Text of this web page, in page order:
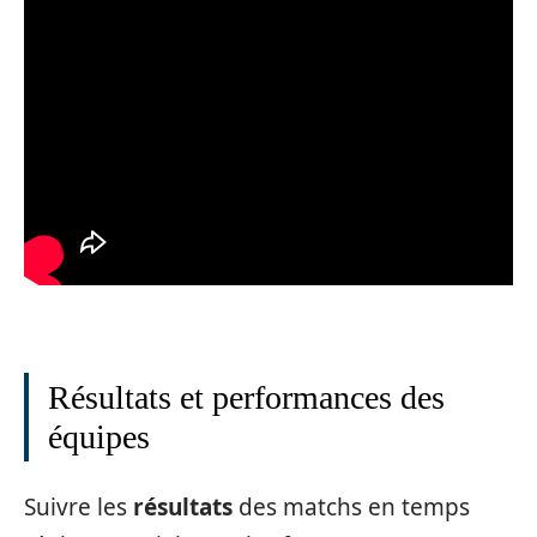
Résultats et performances des
équipes
Suivre les résultats des matchs en temps